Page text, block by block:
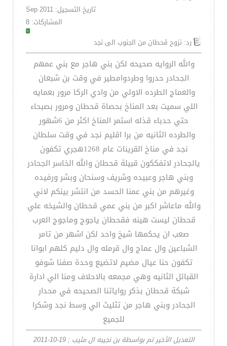
تاريخ التسجيل: Sep 2011
المشاركات: 8
رد: نزوح قحطان من الجنوب الى نجد
والله الروايه صحيحه لكن بني هاجر مع بني عمهم
الجحادر حدروا وطردوامطير في وقت بن شبعان
والعماج الطرده الاولي من وادي الركا مرور بعمايه
اللي سميت بعد المناخ بحصاة قحطان ومرور بصبحاء
حتي حدباء قذله استمر المناخ اكثر من 6شهور
والطرده الثانيه من برا اقليم نجد في وقت سلطان
نجد في مناخ القرينات عام 1268هجري تكفون
يالجحادر لاتفككون قبيلة قحطان والله الخاسر الجحادر
وبني هاجر وعبيده وشريف وسنحان وبشر ورفيده
وغيرهم من بني عمنا الحسد من انتشر بينكم لاني
والله ماعاشر اكبر من بني عمي قحطان والشيخه علي
قحطان ليست هينه فقحطان ياجوج وماجوج العرب
صعب ان يحكمها شيخ واحد لكن اشهر من تامر
الشباعين وال عماج وال قرمله وال دليم كلهم ابوانا
تكفون حنا عيال مضيم لاتضيع وحدة صفنا شوفو
القبائل الثانيه وهي مجمعه بالاحلاف ومنا الي ادارة
شبكة قحطان بذكر رواياتنا الصحيحه في محدار
الجحادر وبني هاجر من تثليث الي وسط نجد وشكرا
للجميع
التعديل الأخير تم بواسطة بن نجيبه ال مثيب ; 19-10-2011